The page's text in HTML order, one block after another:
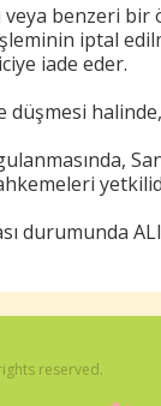
benzeri bir
iptal
iade eder.
halinde,
durumunda
reserved.